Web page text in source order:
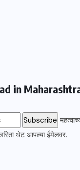
in
थेट आपल्या ईमेलवर.